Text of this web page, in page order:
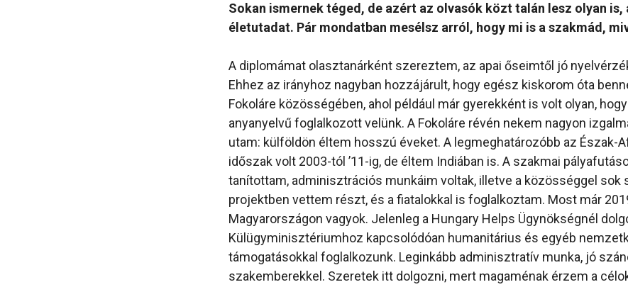
Sokan ismernek téged, de azért az olvasók közt talán lesz olyan is,
életutadat. Pár mondatban mesélsz arról, hogy mi is a szakmád,
A diplomámat olasztanárként szereztem, az apai őseimtől jó
Ehhez az irányhoz nagyban hozzájárult, hogy egész kiskorom óta
Fokoláre közösségében, ahol például már gyerekként is volt olyan,
anyanyelvű foglalkozott velünk. A Fokoláre révén nekem nagyon
utam: külföldön éltem hosszú éveket. A legmeghatározóbb az Észak-
időszak volt 2003-tól ’11-ig, de éltem Indiában is. A szakmai
tanítottam, adminisztrációs munkáim voltak, illetve a közösséggel sok
projektben vettem részt, és a fiatalokkal is foglalkoztam. Most már
Magyarországon vagyok. Jelenleg a Hungary Helps Ügynökségnél
Külügyminisztériumhoz kapcsolódóan humanitárius és egyéb
támogatásokkal foglalkozunk. Leginkább adminisztratív munka, jó
szakemberekkel. Szeretek itt dolgozni, mert magaménak érzem a